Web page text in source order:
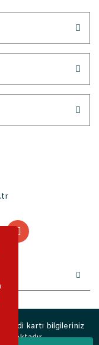
Kredi kartı bilgileriniz